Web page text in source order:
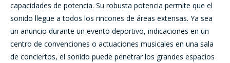
capacidades de potencia. Su robusta potencia permite que el
sonido llegue a todos los rincones de áreas extensas. Ya sea
un anuncio durante un evento deportivo, indicaciones en un
centro de convenciones o actuaciones musicales en una sala
de conciertos, el sonido puede penetrar los grandes espacios